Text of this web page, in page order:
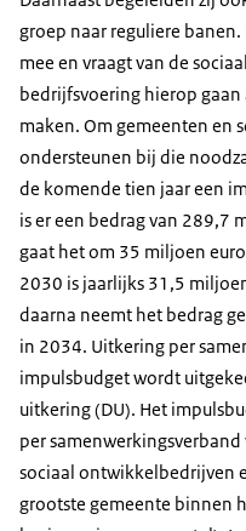
groep naar reguliere
mee en vraagt van de
bedrijfsvoering hierop
maken. Om gemeenten en
ondersteunen bij die
de komende tien jaar een
is er een bedrag van 289,7
gaat het om 35 miljoen
2030 is jaarlijks 31,5
daarna neemt het bedrag
in 2034. Uitkering per
impulsbudget wordt
uitkering (DU). Het
per
sociaal ontwikkelbedrijven
grootste gemeente binnen